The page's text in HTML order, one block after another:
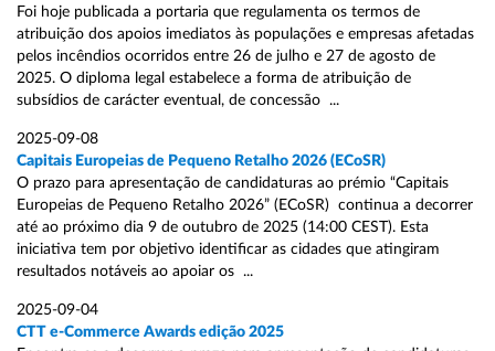
Foi hoje publicada a portaria que regulamenta os termos de
atribuição dos apoios imediatos às populações e empresas afetadas
pelos incêndios ocorridos entre 26 de julho e 27 de agosto de
2025. O diploma legal estabelece a forma de atribuição de
subsídios de carácter eventual, de concessão ...
2025-09-08
Capitais Europeias de Pequeno Retalho 2026 (ECoSR)
O prazo para apresentação de candidaturas ao prémio “Capitais
Europeias de Pequeno Retalho 2026” (ECoSR) continua a decorrer
até ao próximo dia 9 de outubro de 2025 (14:00 CEST). Esta
iniciativa tem por objetivo identificar as cidades que atingiram
resultados notáveis ao apoiar os ...
2025-09-04
CTT e-Commerce Awards edição 2025